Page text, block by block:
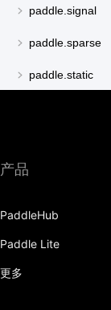
paddle.signal
paddle.sparse
paddle.static
产品
PaddleHub
Paddle Lite
更多